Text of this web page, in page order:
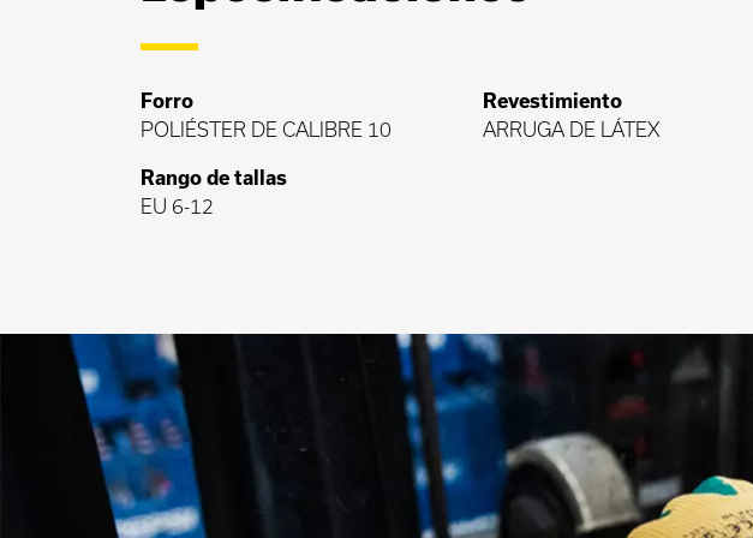
Forro
POLIÉSTER DE CALIBRE 10
Revestimiento
ARRUGA DE LÁTEX
Rango de tallas
EU 6-12